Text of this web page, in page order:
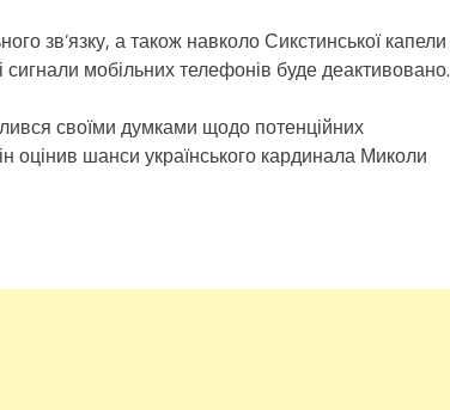
зв’язку, а також навколо Сикстинської капели
сигнали мобільних телефонів буде деактивовано.
своїми думками щодо потенційних
оцінив шанси українського кардинала Миколи